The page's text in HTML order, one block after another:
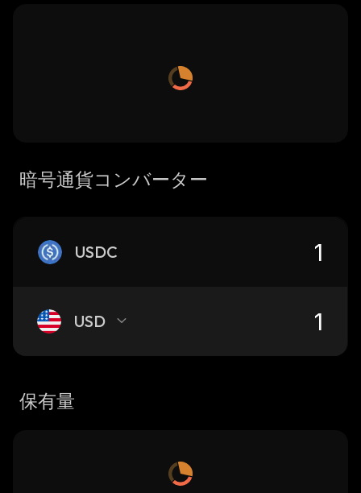
暗号通貨コンバーター
USDC
USD
保有量